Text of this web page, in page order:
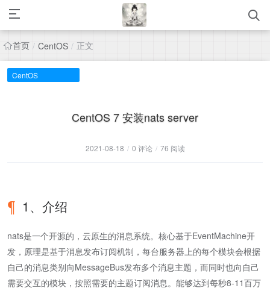
首页 / CentOS / 正文
CentOS
CentOS 7 安装nats server
2021-08-18 / 0 评论 / 76 阅读
1、介绍
nats是一个开源的，云原生的消息系统。核心基于EventMachine开
发，原理是基于消息发布订阅机制，每台服务器上的每个模块会根据
自己的消息类别向MessageBus发布多个消息主题，而同时也向自己
需要交互的模块，按照需要的主题订阅消息。能够达到每秒8-11百万